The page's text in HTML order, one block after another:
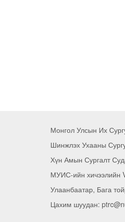
Монгол Улсын Их
Шинжлэх Ухааны
Хүн Амын Сургалт
МУИС-ийн хичээлийн
Улаанбаатар, Бага
Цахим шуудан: